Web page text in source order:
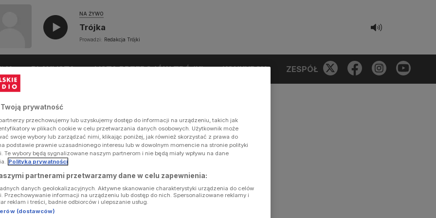
NA ŻYWO
Trójka
Prowadzi: Redakcja Trójki
PLAYLISTA LISTA PRZEBOJÓW TRÓJKI KONKURSY ZESPÓŁ
Twoją prywatność
przechowujemy lub uzyskujemy dostęp do informacji na urządzeniu, takich jak
w plikach cookie w celu przetwarzania danych osobowych. Użytkownik może
swoje wybory lub zarządzać nimi, klikając poniżej, jak również skorzystać z prawa do
podstawie prawnie uzasadnionego interesu lub w dowolnym momencie na stronie polityki
Te wybory będą sygnalizowane naszym partnerom i nie będą miały wpływu na dane
Polityka prywatności
partnerami przetwarzamy dane w celu zapewnienia:
danych geolokalizacyjnych. Aktywne skanowanie charakterystyki urządzenia do celów
Przechowywanie informacji na urządzeniu lub dostęp do nich. Spersonalizowane reklamy i
reklam i treści, badnie odbiorców i ulepszanie usług.
(dostawców)